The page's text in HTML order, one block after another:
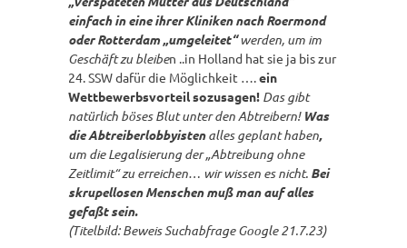
einfach in eine ihrer Kliniken nach Roermond
oder Rotterdam „umgeleitet“werden, um im
Geschäft zu bleiben ..in Holland hat sie ja bis zur
24. SSW dafür die Möglichkeit ….ein
Wettbewerbsvorteil sozusagen! Das gibt
natürlich böses Blut unter den Abtreibern! Was
die Abtreiberlobbyistenalles geplant haben,
um die Legalisierung der „Abtreibung ohne
Zeitlimit“ zu erreichen… wir wissen es nicht.Bei
skrupellosen Menschen muß man auf alles
gefaßt sein.
(Titelbild: Beweis Suchabfrage Google 21.7.23)